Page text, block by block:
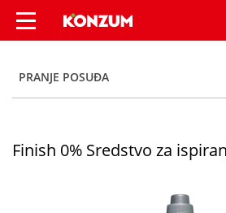
Finish 0% Sredstvo za
PRANJE POSUĐA
Finish 0% Sredstvo za